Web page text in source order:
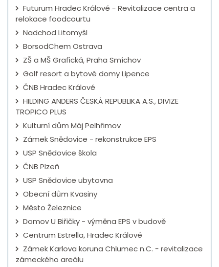
Futurum Hradec Králové - Revitalizace centra a
relokace foodcourtu
Nadchod Litomyšl
BorsodChem Ostrava
ZŠ a MŠ Grafická, Praha Smíchov
Golf resort a bytové domy Lipence
ČNB Hradec Králové
HILDING ANDERS ČESKÁ REPUBLIKA A.S., DIVIZE
TROPICO PLUS
Kulturní dům Máj Pelhřimov
Zámek Snědovice - rekonstrukce EPS
USP Snědovice škola
ČNB Plzeň
USP Snědovice ubytovna
Obecní dům Kvasiny
Město Železnice
Domov U Biřičky - výměna EPS v budově
Centrum Estrella, Hradec Králové
Zámek Karlova koruna Chlumec n.C. - revitalizace
zámeckého areálu